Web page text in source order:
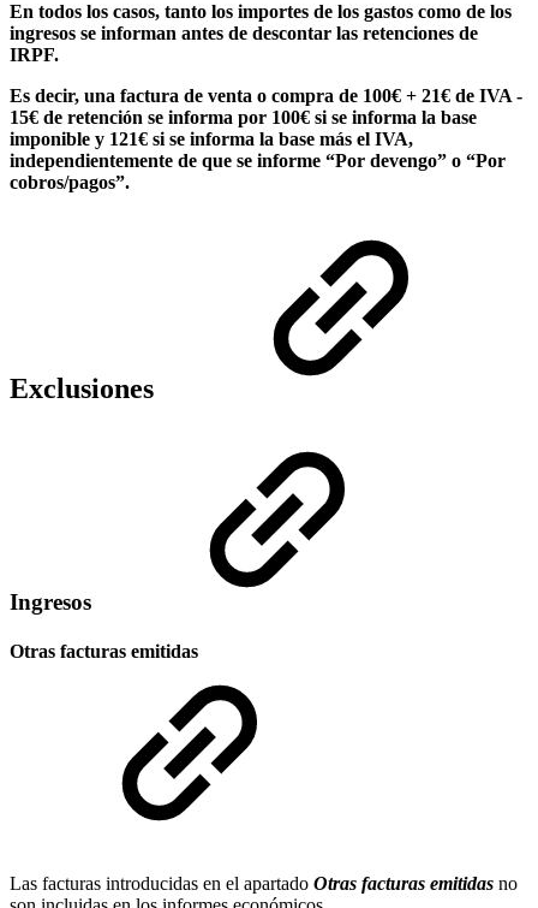
En todos los casos, tanto los importes de los gastos como de los
ingresos se informan antes de descontar las retenciones de
IRPF.
Es decir, una factura de venta o compra de 100€ + 21€ de IVA -
15€ de retención se informa por 100€ si se informa la base
imponible y 121€ si se informa la base más el IVA,
independientemente de que se informe “Por devengo” o “Por
cobros/pagos”.
Exclusiones
Ingresos
Otras facturas emitidas
Las facturas introducidas en el apartado Otras facturas emitidas no